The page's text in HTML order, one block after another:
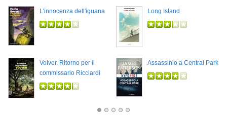
L'innocenza dell'iguana Long Island
Volver. Ritorno per il
commissario Ricciardi
Assassinio a Central Park